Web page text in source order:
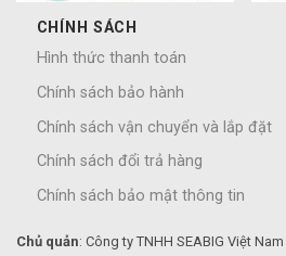
CHÍNH SÁCH
Hình thức thanh toán
Chính sách bảo hành
Chính sách vận chuyển và lắp đặt
Chính sách đổi trả hàng
Chính sách bảo mật thông tin
Chủ quản: Công ty TNHH SEABIG Việt